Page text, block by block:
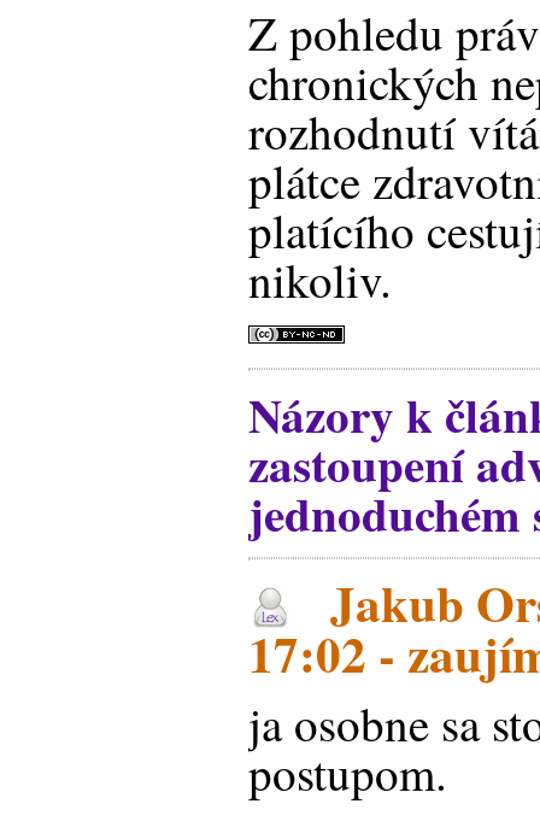
Z pohledu
chronických
rozhodnutí
plátce
platícího
nikoliv.
Názory k
zastoupení
Jakub
17:02 -
ja osobne sa
postupom.